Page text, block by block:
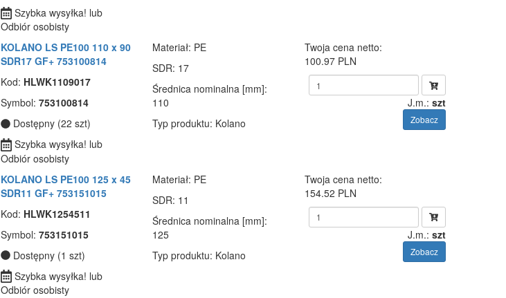
Szybka wysyłka! lub
Odbiór osobisty
KOLANO LS PE100 110 x 90
SDR17 GF+ 753100814
Kod: HLWK1109017
Symbol: 753100814
Dostępny (22 szt)
Szybka wysyłka! lub
Odbiór osobisty
Materiał: PE
SDR: 17
Średnica nominalna [mm]:
110
Typ produktu: Kolano
Twoja cena netto:
100.97 PLN
J.m.: szt
Zobacz
KOLANO LS PE100 125 x 45
SDR11 GF+ 753151015
Kod: HLWK1254511
Symbol: 753151015
Dostępny (1 szt)
Szybka wysyłka! lub
Odbiór osobisty
Materiał: PE
SDR: 11
Średnica nominalna [mm]:
125
Typ produktu: Kolano
Twoja cena netto:
154.52 PLN
J.m.: szt
Zobacz